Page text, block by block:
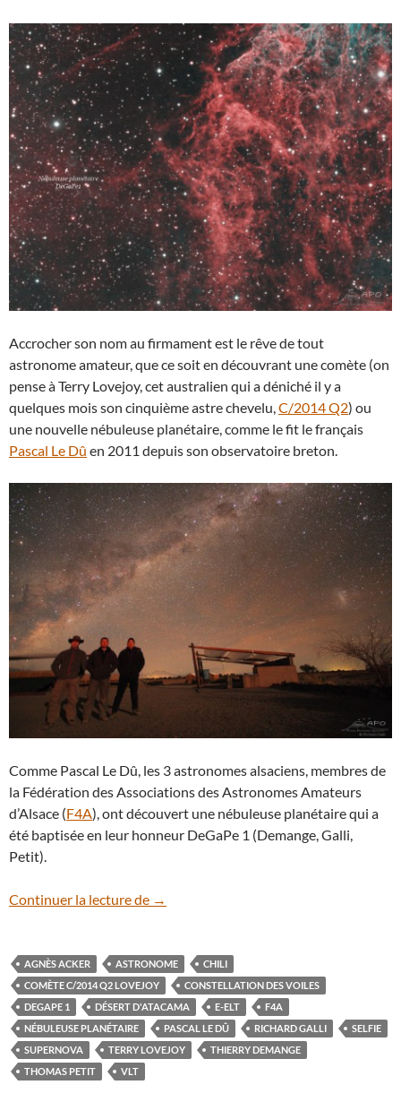
Accrocher son nom au firmament est le rêve de tout
astronome amateur, que ce soit en découvrant une comète (on
pense à Terry Lovejoy, cet australien qui a déniché il y a
quelques mois son cinquième astre chevelu, C/2014 Q2) ou
une nouvelle nébuleuse planétaire, comme le fit le français
Pascal Le Dû en 2011 depuis son observatoire breton.
Comme Pascal Le Dû, les 3 astronomes alsaciens, membres de
la Fédération des Associations des Astronomes Amateurs
d’Alsace (F4A), ont découvert une nébuleuse planétaire qui a
été baptisée en leur honneur DeGaPe 1 (Demange, Galli,
Petit).
Continuer la lecture de 3 amateurs découvrent une nébuleuse
→
AGNÈS ACKER ASTRONOME
CHILI
COMÈTE C/2014 Q2 LOVEJOY
CONSTELLATION DES VOILES
DEGAPE 1
DÉSERT D'ATACAMA E-ELT
F4A
NÉBULEUSE PLANÉTAIRE
PASCAL LE DÛ RICHARD GALLI
SELFIE
SUPERNOVA
TERRY LOVEJOY
THIERRY DEMANGE
THOMAS PETIT
VLT